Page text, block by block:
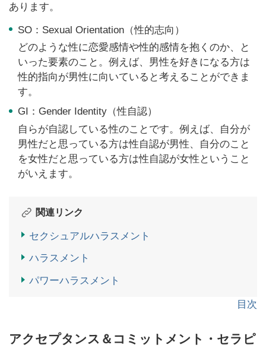
あります。
SO：Sexual Orientation（性的志向）
どのような性に恋愛感情や性的感情を抱くのか、と
いった要素のこと。例えば、男性を好きになる方は
性的指向が男性に向いていると考えることができま
す。
GI：Gender Identity（性自認）
自らが自認している性のことです。例えば、自分が
男性だと思っている方は性自認が男性、自分のこと
を女性だと思っている方は性自認が女性ということ
がいえます。
関連リンク
セクシュアルハラスメント
ハラスメント
パワーハラスメント
目次
アクセプタンス＆コミットメント・セラピ